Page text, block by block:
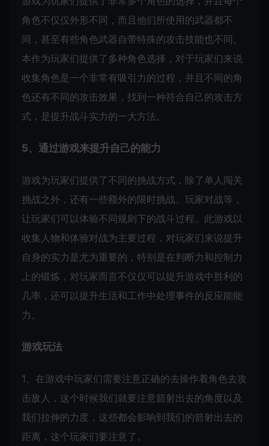
角色不仅仅外形不同，而且他们所使用的武器都不
同，甚至有些角色武器自带特殊的攻击技能也不同。
本作为玩家们提供了多种角色选择，对于玩家们来说
收集角色是一个非常有吸引力的过程，并且不同的角
色还有不同的攻击效果，找到一种符合自己的攻击方
式，是提升战斗实力的一大方法。
5、通过游戏来提升自己的能力
游戏为玩家们提供了不同的挑战方式，除了单人闯关
挑战之外，还有一些额外的限时挑战、玩家对战等，
让玩家们可以体验不同规则下的战斗过程。此游戏以
收集人物和体验对战为主要过程，对玩家们来说提升
自身的实力是尤为重要的，特别是在判断力和控制力
上的锻炼，对玩家而言不仅仅可以提升游戏中胜利的
几率，还可以提升生活和工作中处理事件的反应能能
力。
游戏玩法
1、在游戏中玩家们需要注意正确的去操作着角色去攻
击敌人，这个时候我们就要注意箭射出去的角度以及
我们拉伸的力度，这些都会影响到我们的箭射出去的
距离，这个玩家们要注意了。